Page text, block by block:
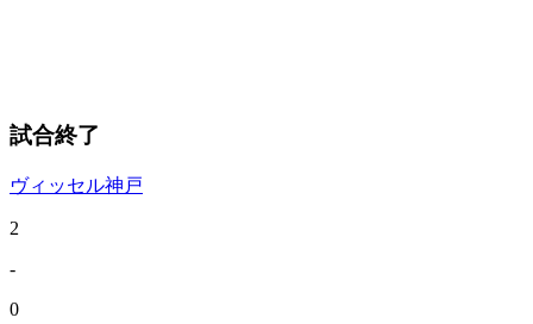
試合終了
ヴィッセル神戸
2
-
0